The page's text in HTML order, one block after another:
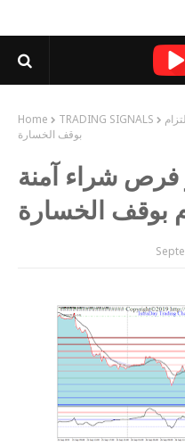
Home TRADING SIGNALS
بوقف الخسارة
فرص شراء آمنة
بوقف الخسارة